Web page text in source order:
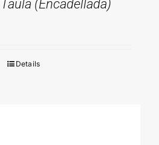
(encadellada)
Details